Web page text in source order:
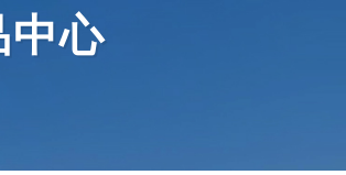
中心